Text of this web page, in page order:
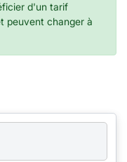
d'un tarif
peuvent changer à